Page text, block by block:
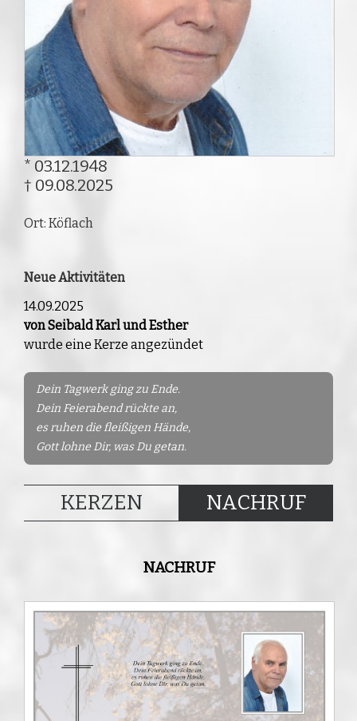
* 03.12.1948
† 09.08.2025
Ort: Köflach
Neue Aktivitäten
14.09.2025
von Seibald Karl und Esther
wurde eine Kerze angezündet
Dein Tagwerk ging zu Ende.
Dein Feierabend rückte an,
es ruhen die fleißigen Hände,
Gott lohne Dir, was Du getan.
KERZEN NACHRUF
NACHRUF